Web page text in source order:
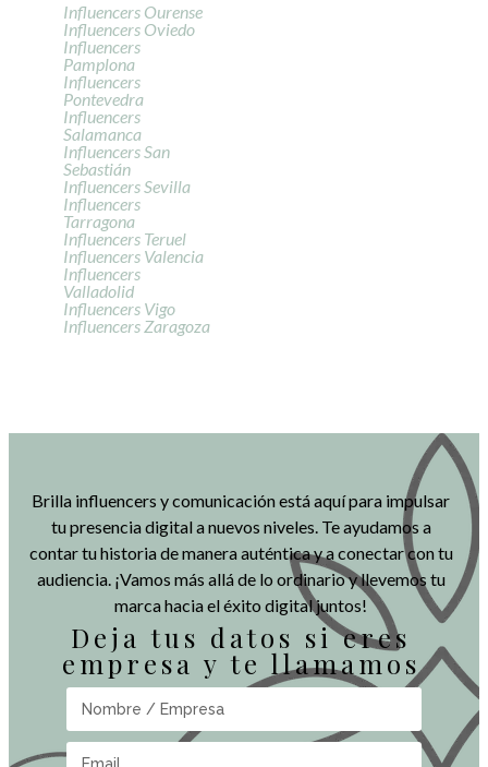
Influencers Ourense
Influencers Oviedo
Influencers
Pamplona
Influencers
Pontevedra
Influencers
Salamanca
Influencers San
Sebastián
Influencers Sevilla
Influencers
Tarragona
Influencers Teruel
Influencers Valencia
Influencers
Valladolid
Influencers Vigo
Influencers Zaragoza
Brilla influencers y comunicación está aquí para impulsar
tu presencia digital a nuevos niveles. Te ayudamos a
contar tu historia de manera auténtica y a conectar con tu
audiencia. ¡Vamos más allá de lo ordinario y llevemos tu
marca hacia el éxito digital juntos!
Deja tus datos si eres
empresa y te llamamos